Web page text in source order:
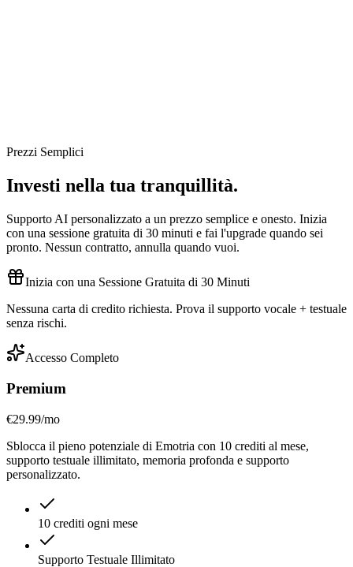
Prezzi Semplici
Investi nella tua tranquillità.
Supporto AI personalizzato a un prezzo semplice e onesto. Inizia
con una sessione gratuita di 30 minuti e fai l'upgrade quando sei
pronto. Nessun contratto, annulla quando vuoi.
Inizia con una Sessione Gratuita di 30 Minuti
Nessuna carta di credito richiesta. Prova il supporto vocale + testuale
senza rischi.
Accesso Completo
Premium
€29.99/mo
Sblocca il pieno potenziale di Emotria con 10 crediti al mese,
supporto testuale illimitato, memoria profonda e supporto
personalizzato.
10 crediti ogni mese
Supporto Testuale Illimitato